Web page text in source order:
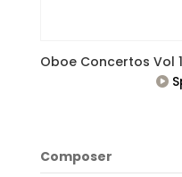
Oboe Concertos Vol 1
Composer